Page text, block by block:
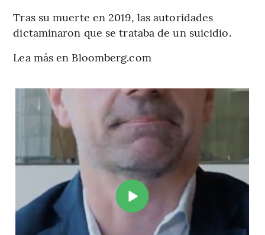
Tras su muerte en 2019, las autoridades
dictaminaron que se trataba de un suicidio.
Lea más en Bloomberg.com